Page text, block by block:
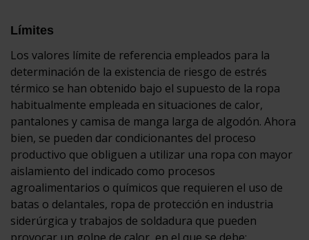
Límites
Los valores límite de referencia empleados para la
determinación de la existencia de riesgo de estrés
térmico se han obtenido bajo el supuesto de la ropa
habitualmente empleada en situaciones de calor,
pantalones y camisa de manga larga de algodón. Ahora
bien, se pueden dar condicionantes del proceso
productivo que obliguen a utilizar una ropa con mayor
aislamiento del indicado como procesos
agroalimentarios o químicos que requieren el uso de
batas o delantales, ropa de protección en industria
siderúrgica y trabajos de soldadura que pueden